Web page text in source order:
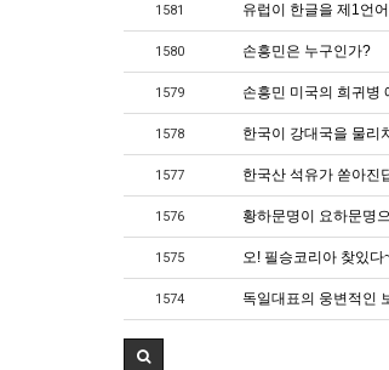
1581 유럽이 한글을 제1언
1580 손흥민은 누구인가?
1579 손흥민 미국의 희귀병
1578 한국이 강대국을 물리
1577 한국산 석유가 쏟아진
1576 황하문명이 요하문명
1575 오! 필승코리아 찾있
1574 독일대표의 웅변적인